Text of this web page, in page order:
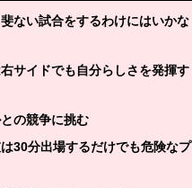
ない試合をするわけにはいかな
サイドでも自分らしさを発揮す
の競争に挑む
30分出場するだけでも危険なプ